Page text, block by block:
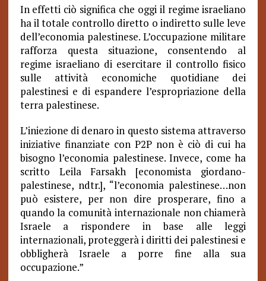
In effetti ciò significa che oggi il regime israeliano
ha il totale controllo diretto o indiretto sulle leve
dell’economia palestinese. L’occupazione militare
rafforza questa situazione, consentendo al
regime israeliano di esercitare il controllo fisico
sulle attività economiche quotidiane dei
palestinesi e di espandere l’espropriazione della
terra palestinese.
L’iniezione di denaro in questo sistema attraverso
iniziative finanziate con P2P non è ciò di cui ha
bisogno l’economia palestinese. Invece, come ha
scritto Leila Farsakh [economista giordano-
palestinese, ndtr.], “l’economia palestinese…non
può esistere, per non dire prosperare, fino a
quando la comunità internazionale non chiamerà
Israele a rispondere in base alle leggi
internazionali, proteggerà i diritti dei palestinesi e
obbligherà Israele a porre fine alla sua
occupazione.”